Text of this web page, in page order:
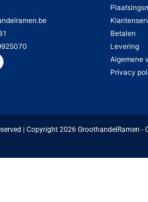
Betalen
Levering
Algemene
Privacy
| Copyright 2026 GroothandelRamen -